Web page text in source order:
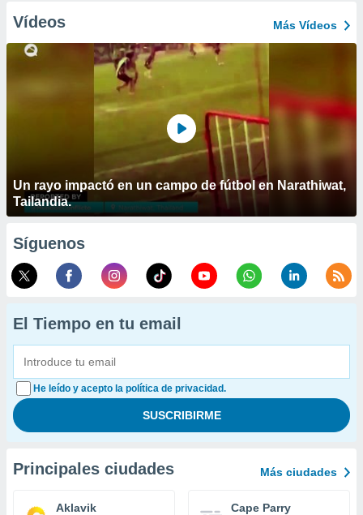
Vídeos Más Vídeos
Un rayo impactó en un campo de fútbol en Narathiwat,
Tailandia.
Síguenos
El Tiempo en tu email
He leído y acepto la política de privacidad.
Principales ciudades Más ciudades
Aklavik Cape Parry